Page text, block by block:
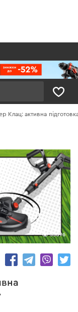
Клац: активна
35096